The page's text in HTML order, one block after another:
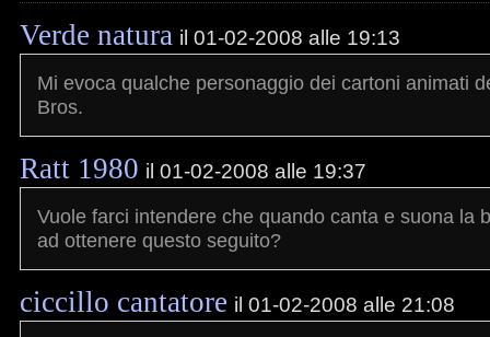
Verde natura il 01-02-2008 alle 19:13
Mi evoca qualche personaggio dei cartoni animati
Bros.
Ratt 1980 il 01-02-2008 alle 19:37
Vuole farci intendere che quando canta e suona la
ad ottenere questo seguito?
ciccillo cantatore il 01-02-2008 alle 21:08